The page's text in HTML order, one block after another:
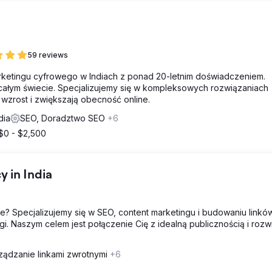
59 reviews
cyfrowego w Indiach z ponad 20-letnim doświadczeniem.
świecie. Specjalizujemy się w kompleksowych rozwiązaniach
i zwiększają obecność online.
SEO, Doradztwo SEO +6
- $2,500
in India
Specjalizujemy się w SEO, content marketingu i budowaniu
Naszym celem jest połączenie Cię z idealną publicznością i
linkami zwrotnymi +6